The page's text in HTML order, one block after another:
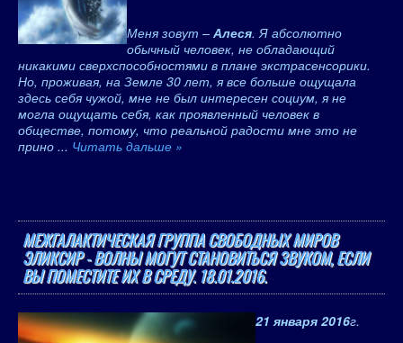
Меня зовут – Алеся. Я абсолютно
обычный человек, не обладающий
никакими сверхспособностями в плане экстрасенсорики.
Но, проживая, на Земле 30 лет, я все больше ощущала
здесь себя чужой, мне не был интересен социум, я не
могла ощущать себя, как проявленный человек в
обществе, потому, что реальной радости мне это не
прино ... Читать дальше »
МЕЖГАЛАКТИЧЕСКАЯ ГРУППА СВОБОДНЫХ МИРОВ
ЭЛИКСИР - ВОЛНЫ МОГУТ СТАНОВИТЬСЯ ЗВУКОМ, ЕСЛИ
ВЫ ПОМЕСТИТЕ ИХ В СРЕДУ. 18.01.2016.
21 января 2016г.